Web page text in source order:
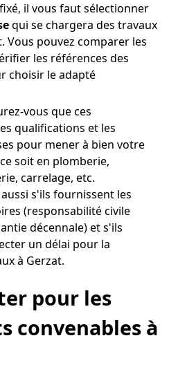
il vous faut sélectionner
qui se chargera des travaux
Vous pouvez comparer les
les références des
choisir le adapté
vous que ces
qualifications et les
pour mener à bien votre
soit en plomberie,
carrelage, etc.
s'ils fournissent les
(responsabilité civile
décennale) et s'ils
un délai pour la
à Gerzat.
pour les
convenables à